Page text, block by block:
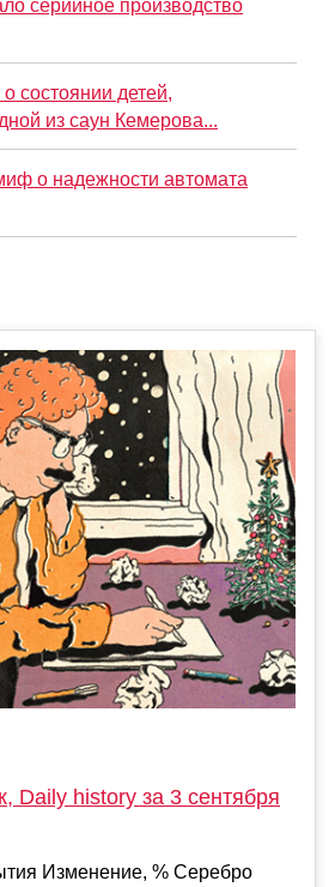
серийное производство
состоянии детей,
из саун Кемерова...
о надежности автомата
Daily history за 3 сентября
Изменение, % Серебро